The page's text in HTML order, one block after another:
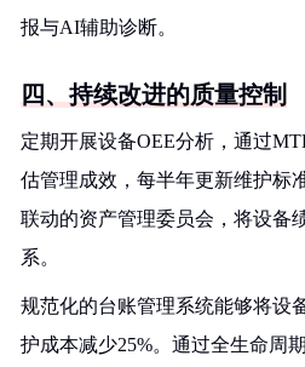
报与AI辅助诊断。
四、持续改进的质量控制
定期开展设备OEE分析，通过
估管理成效，每半年更新维护标
联动的资产管理委员会，将设备
系。
规范化的台账管理系统能够将设
护成本减少25%。通过全生命周